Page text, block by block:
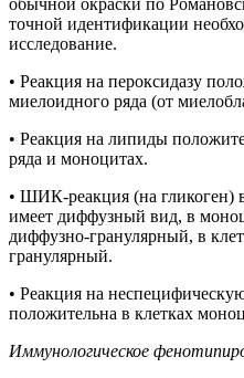
обычной окраски по
точной идентификации
исследование.
• Реакция на пероксидазу
миелоидного ряда (от
• Реакция на липиды
ряда и моноцитах.
• ШИК-реакция (на гликоген)
имеет диффузный вид, в
диффузно-гранулярный, в
гранулярный.
• Реакция на
положительна в клетках
Иммунологическое